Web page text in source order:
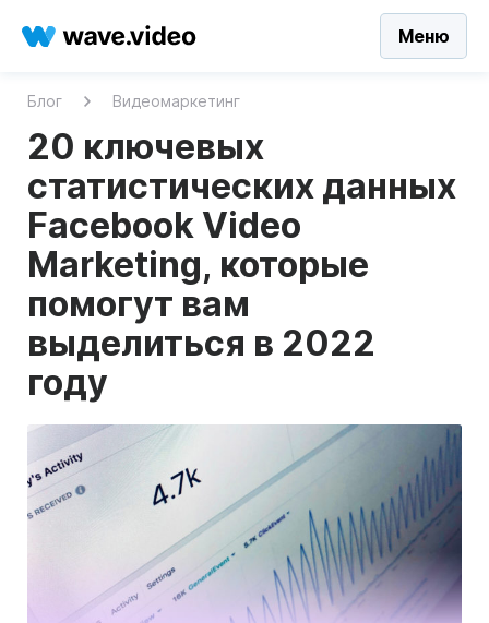
Меню
Блог Видеомаркетинг
20 ключевых
статистических данных
Facebook Video
Marketing, которые
помогут вам
выделиться в 2022
году